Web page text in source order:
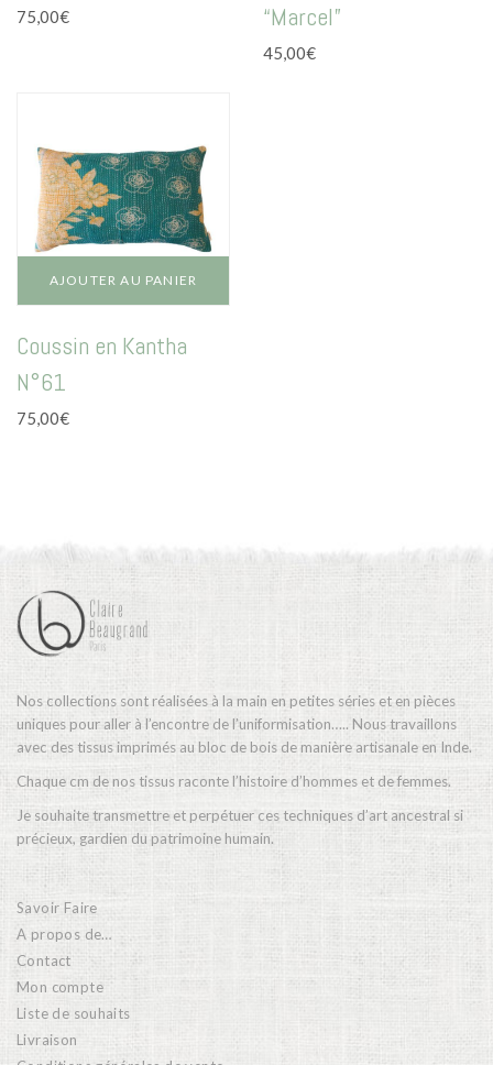
75,00€
“Marcel”
45,00€
AJOUTER AU PANIER
Coussin en Kantha
N°61
75,00€
Nos collections sont réalisées à la main en petites séries et en pièces
uniques pour aller à l’encontre de l’uniformisation….. Nous travaillons
avec des tissus imprimés au bloc de bois de manière artisanale en Inde.
Chaque cm de nos tissus raconte l’histoire d’hommes et de femmes.
Je souhaite transmettre et perpétuer ces techniques d’art ancestral si
précieux, gardien du patrimoine humain.
Savoir Faire
A propos de…
Contact
Mon compte
Liste de souhaits
Livraison